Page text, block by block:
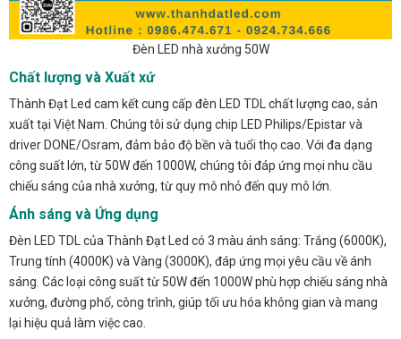
Đèn LED nhà xưởng 50W
Chất lượng và Xuất xứ
Thành Đạt Led cam kết cung cấp đèn LED TDL chất lượng cao, sản
xuất tại Việt Nam. Chúng tôi sử dụng chip LED Philips/Epistar và
driver DONE/Osram, đảm bảo độ bền và tuổi thọ cao. Với đa dạng
công suất lớn, từ 50W đến 1000W, chúng tôi đáp ứng mọi nhu cầu
chiếu sáng của nhà xưởng, từ quy mô nhỏ đến quy mô lớn.
Ánh sáng và Ứng dụng
Đèn LED TDL của Thành Đạt Led có 3 màu ánh sáng: Trắng (6000K),
Trung tính (4000K) và Vàng (3000K), đáp ứng mọi yêu cầu về ánh
sáng. Các loại công suất từ 50W đến 1000W phù hợp chiếu sáng nhà
xưởng, đường phố, công trình, giúp tối ưu hóa không gian và mang
lại hiệu quả làm việc cao.